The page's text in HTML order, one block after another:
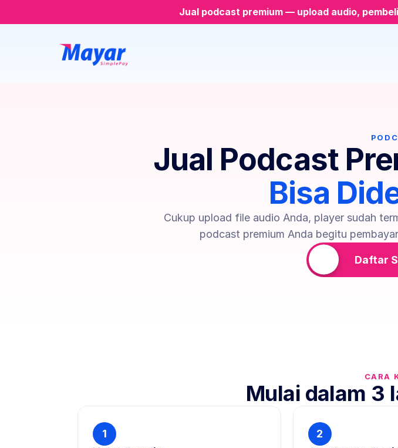
Jual podcast premium — upload audio,
Jual Podcast
Bisa
Cukup upload file audio Anda, player sudah
podcast premium Anda begitu
Daftar
CARA
Mulai dalam 3
1 2